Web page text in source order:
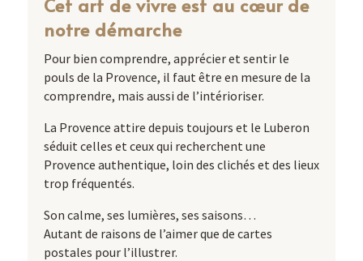
notre démarche
Pour bien comprendre, apprécier et sentir le
pouls de la Provence, il faut être en mesure de la
comprendre, mais aussi de l’intérioriser.
La Provence attire depuis toujours et le Luberon
séduit celles et ceux qui recherchent une
Provence authentique, loin des clichés et des lieux
trop fréquentés.
Son calme, ses lumières, ses saisons…
Autant de raisons de l’aimer que de cartes
postales pour l’illustrer.